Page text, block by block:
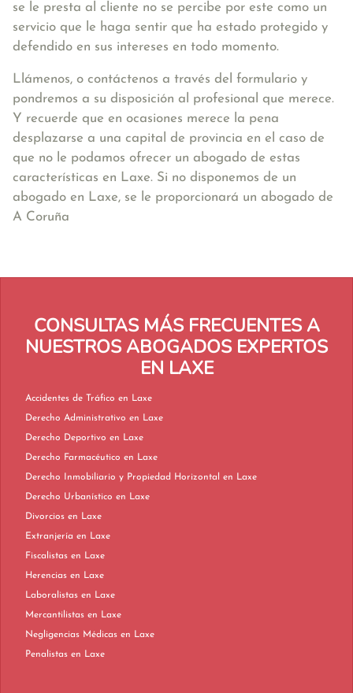
se le presta al cliente no se percibe por este como un
servicio que le haga sentir que ha estado protegido y
defendido en sus intereses en todo momento.
Llámenos, o contáctenos a través del formulario y
pondremos a su disposición al profesional que merece.
Y recuerde que en ocasiones merece la pena
desplazarse a una capital de provincia en el caso de
que no le podamos ofrecer un abogado de estas
características en Laxe. Si no disponemos de un
abogado en Laxe, se le proporcionará un abogado de
A Coruña
CONSULTAS MÁS FRECUENTES A
NUESTROS ABOGADOS EXPERTOS
EN LAXE
Accidentes de Tráfico en Laxe
Derecho Administrativo en Laxe
Derecho Deportivo en Laxe
Derecho Farmacéutico en Laxe
Derecho Inmobiliario y Propiedad Horizontal en Laxe
Derecho Urbanístico en Laxe
Divorcios en Laxe
Extranjería en Laxe
Fiscalistas en Laxe
Herencias en Laxe
Laboralistas en Laxe
Mercantilistas en Laxe
Negligencias Médicas en Laxe
Penalistas en Laxe